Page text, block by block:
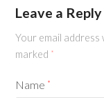
Leave a Reply
Your email address
marked *
Name *